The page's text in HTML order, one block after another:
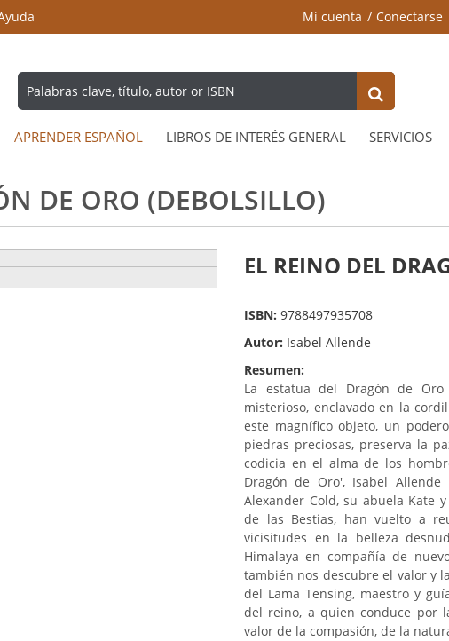
Mi cuenta Conectarse
APRENDER ESPAÑOL LIBROS DE INTERÉS GENERAL SERVICIOS
DE ORO (DEBOLSILLO)
EL REINO DEL
ISBN: 9788497935708
Autor: Isabel Allende
Resumen:
La estatua del Dragón de
misterioso, enclavado en la
este magnífico objeto, un
piedras preciosas, preserva la
codicia en el alma de los
Dragón de Oro', Isabel
Alexander Cold, su abuela Kate
de las Bestias, han vuelto a
vicisitudes en la belleza
Himalaya en compañía de
también nos descubre el valor y
del Lama Tensing, maestro y
del reino, a quien conduce por
valor de la compasión, de la